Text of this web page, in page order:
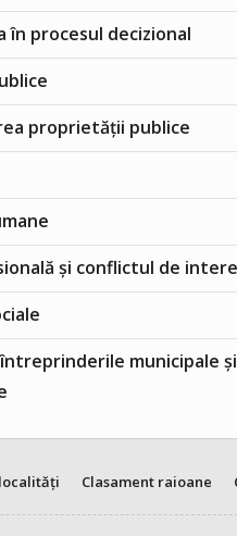
în procesul decizional
proprietății publice
și conflictul de
municipale
Clasament raioane